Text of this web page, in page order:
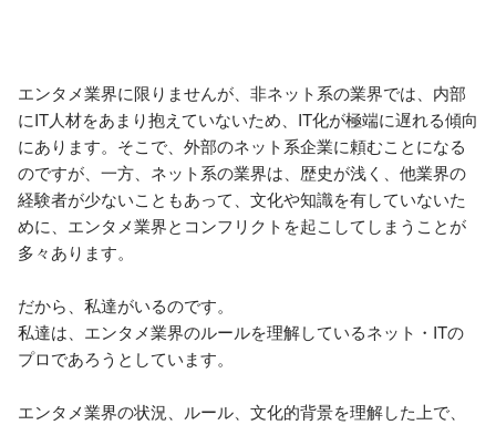
エンタメ業界に限りませんが、非ネット系の業界では、内部
にIT人材をあまり抱えていないため、IT化が極端に遅れる傾向
にあります。そこで、外部のネット系企業に頼むことになる
のですが、一方、ネット系の業界は、歴史が浅く、他業界の
経験者が少ないこともあって、文化や知識を有していないた
めに、エンタメ業界とコンフリクトを起こしてしまうことが
多々あります。
だから、私達がいるのです。
私達は、エンタメ業界のルールを理解しているネット・ITの
プロであろうとしています。
エンタメ業界の状況、ルール、文化的背景を理解した上で、